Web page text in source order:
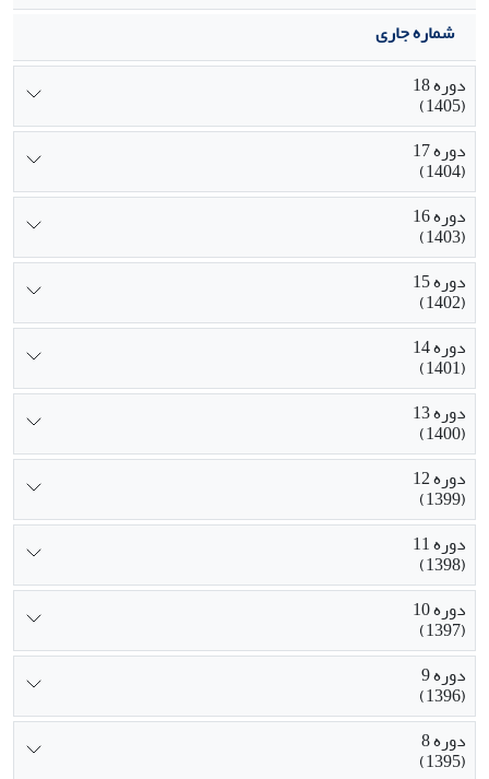
شماره جاری
دوره 18
(1405)
دوره 17
(1404)
دوره 16
(1403)
دوره 15
(1402)
دوره 14
(1401)
دوره 13
(1400)
دوره 12
(1399)
دوره 11
(1398)
دوره 10
(1397)
دوره 9
(1396)
دوره 8
(1395)